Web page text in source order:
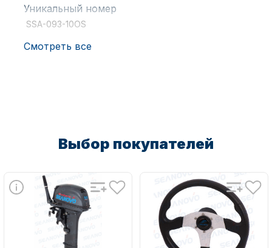
Подобрать запчасти для
лодочных моторов
Уникальный номер
SSA-093-10OS
Смотреть все
Выбор покупателей